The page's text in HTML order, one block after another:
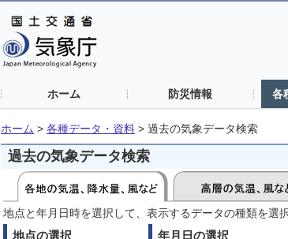
ホーム 防災情報 各
ホーム > 各種データ・資料 > 過去の気象データ検索
過去の気象データ検索
地点と年月日時を選択して、表示するデータの種類を選
地点の選択 年月日の選択